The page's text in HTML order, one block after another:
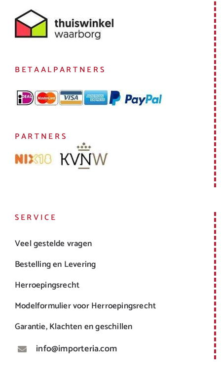
BETAALPARTNERS
PARTNERS
SERVICE
Veel gestelde vragen
Bestelling en Levering
Herroepingsrecht
Modelformulier voor Herroepingsrecht
Garantie, Klachten en geschillen
info@importeria.com